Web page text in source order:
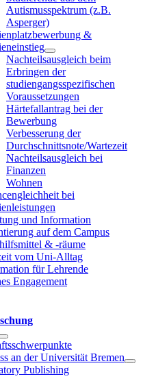
Autismusspektrum (z.B.
Asperger)
&
Nachteilsausgleich beim
Erbringen der
studiengangsspezifischen
Voraussetzungen
Härtefallantrag bei der
Bewerbung
Verbesserung der
Durchschnittsnote/Wartezeit
Nachteilsausgleich bei
Finanzen
Wohnen
bei
und Information
auf dem Campus
& -räume
vom Uni-Alltag
für Lehrende
Engagement
an der Universität Bremen
Publishing